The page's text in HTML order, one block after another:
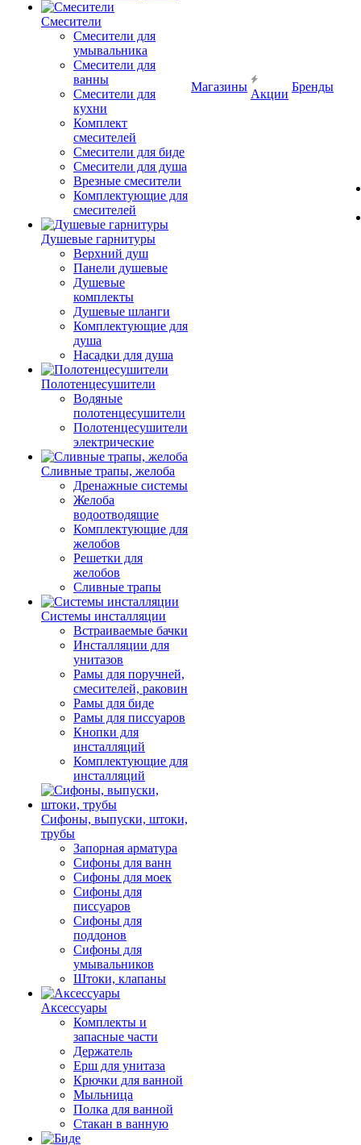
Смесители
Смесители для
умывальника
Смесители для
ванны
Смесители для
кухни
Комплект
смесителей
Смесители для биде
Смесители для душа
Врезные смесители
Комплектующие для
смесителей
Душевые гарнитуры
Верхний душ
Панели душевые
Душевые
комплекты
Душевые шланги
Комплектующие для
душа
Насадки для душа
Полотенцесушители
Водяные
полотенцесушители
Полотенцесушители
электрические
Сливные трапы, желоба
Дренажные системы
Желоба
водоотводящие
Комплектующие для
желобов
Решетки для
желобов
Сливные трапы
Системы инсталляции
Встраиваемые бачки
Инсталляции для
унитазов
Рамы для поручней,
смесителей, раковин
Рамы для биде
Рамы для писсуаров
Кнопки для
инсталляций
Комплектующие для
инсталляций
Сифоны, выпуски, штоки,
трубы
Запорная арматура
Сифоны для ванн
Сифоны для моек
Сифоны для
писсуаров
Сифоны для
поддонов
Сифоны для
умывальников
Штоки, клапаны
Аксессуары
Комплекты и
запасные части
Держатель
Ерш для унитаза
Крючки для ванной
Мыльница
Полка для ванной
Стакан в ванную
Магазины
Акции
Бренды